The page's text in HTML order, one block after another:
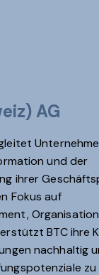
und der
ihrer
Fokus auf
BTC ihre
nachhaltig
zu
AG